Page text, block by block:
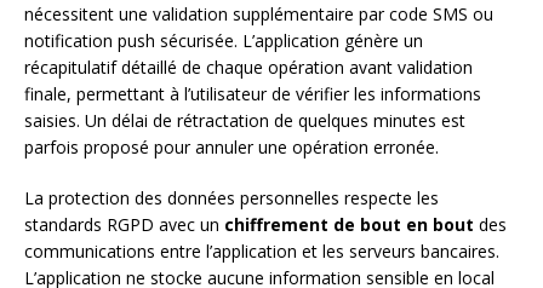
nécessitent une validation supplémentaire par code SMS ou
notification push sécurisée. L’application génère un
récapitulatif détaillé de chaque opération avant validation
finale, permettant à l’utilisateur de vérifier les informations
saisies. Un délai de rétractation de quelques minutes est
parfois proposé pour annuler une opération erronée.
La protection des données personnelles respecte les
standards RGPD avec un chiffrement de bout en bout des
communications entre l’application et les serveurs bancaires.
L’application ne stocke aucune information sensible en local